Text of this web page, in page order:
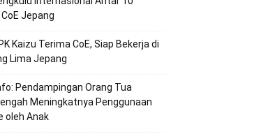
Jepang
Kaizu Terima CoE, Siap Bekerja di
Lima Jepang
Pendampingan Orang Tua
Meningkatnya Penggunaan
oleh Anak